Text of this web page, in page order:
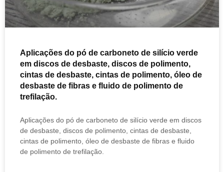
Aplicações do pó de carboneto de silício verde
em discos de desbaste, discos de polimento,
cintas de desbaste, cintas de polimento, óleo de
desbaste de fibras e fluido de polimento de
trefilação.
Aplicações do pó de carboneto de silício verde em discos
de desbaste, discos de polimento, cintas de desbaste,
cintas de polimento, óleo de desbaste de fibras e fluido
de polimento de trefilação.